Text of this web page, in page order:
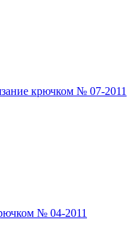
крючком № 07-2011
№ 04-2011